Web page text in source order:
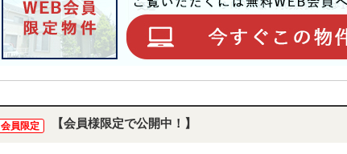
会員限定 【会員様限定で公開中！】